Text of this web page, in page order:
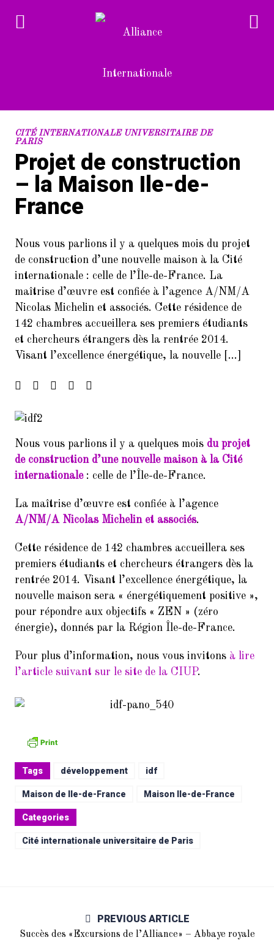
RECENT POSTS
1.
Devenez bénévole à l’Alliance
Internationale
2.
Forum des associations du 14è
3.
Dans le cadre de la Semaine de la
langue française et de la
Francophonie
4.
FORUM DES ASSOCIATIONS DU
14 SEPTEMBRE 2024 PARIS
75014
5.
Forum de rentrée de la Mairie
septembre 2025 Paris 7014
7.
Inscrivez-vous à la Soirée
Présentation Service des
Relectures 22/02/2017
mémoire de Jean Joinet le 26
janvier 2018 à 19h45 à la Maison
de l’Italie
9.
Balades Parisiennes de l’AI –
Paris et ses Passages couverts
(Samedi 17 mars à 10h30)
10. Faire du Sport à la Cité à petit
prix
(vendredi 23 mars 2018, de 18h
à 21h30)
Janvier 2018 en hommage à
CITÉ INTERNATIONALE UNIVERSITAIRE DE
PARIS
Projet de construction
– la Maison Ile-de-
France
Nous vous parlions il y a quelques mois du projet
de construction d’une nouvelle maison à la Cité
internationale : celle de l’Île-de-France. La
maîtrise d’œuvre est confiée à l’agence A/NM/A
Nicolas Michelin et associés. Cette résidence de
142 chambres accueillera ses premiers étudiants
et chercheurs étrangers dès la rentrée 2014.
Visant l’excellence énergétique, la nouvelle […]
Nous vous parlions il y a quelques mois du projet
de construction d’une nouvelle maison à la Cité
internationale: celle de l’Île-de-France.
La maîtrise d’œuvre est confiée à l’agence
A/NM/A Nicolas Michelin et associés.
Cette résidence de 142 chambres accueillera ses
premiers étudiants et chercheurs étrangers dès la
rentrée 2014. Visant l’excellence énergétique, la
nouvelle maison sera « énergétiquement positive »,
pour répondre aux objectifs « ZEN » (zéro
énergie), donnés par la Région Île-de-France.
Pour plus d’information, nous vous invitons à lire
l’article suivant sur le site de la CIUP.
Tags développement idf
Maison de Ile-de-France Maison Ile-de-France
Categories
Cité internationale universitaire de Paris
PREVIOUS ARTICLE
Succès des «Excursions de l’Alliance» – Abbaye royale